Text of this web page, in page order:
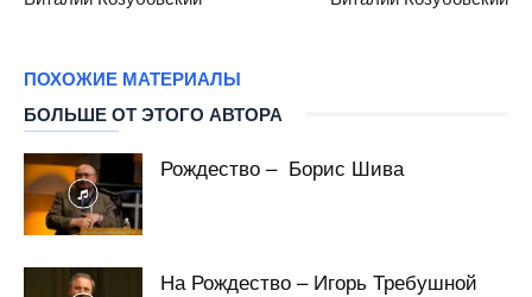
ПОХОЖИЕ МАТЕРИАЛЫ
БОЛЬШЕ ОТ ЭТОГО АВТОРА
Рождество – Борис Шива
На Рождество – Игорь Требушной